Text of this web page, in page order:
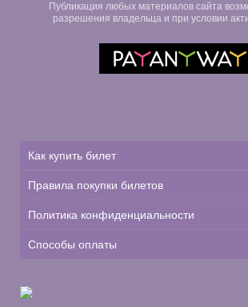
Публикация любых материалов сайта
разрешения владельца и при условии
Как купить билет
Правила покупки билетов
Политика конфиденциальности
Способы оплаты